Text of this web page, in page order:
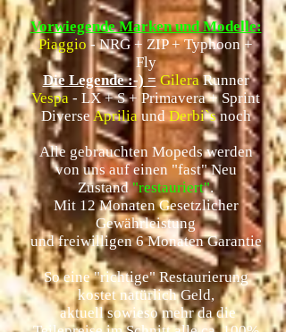
Vorwiegende Marken und Modelle:
Piaggio - NRG + ZIP + Typhoon +
Fly
Die Legende :-) =GileraRunner
Vespa - LX + S + Primavera + Sprint
Diverse ApriliaundDerbi`snoch
Alle gebrauchten Mopeds werden
von uns auf einen "fast" Neu
Zustand"restauriert".
Mit 12 Monaten Gesetzlicher
Gewährleistung
und freiwilligen 6 Monaten Garantie
So eine "richtige" Restaurierung
kostet natürlich Geld,
aktuell sowieso mehr da die